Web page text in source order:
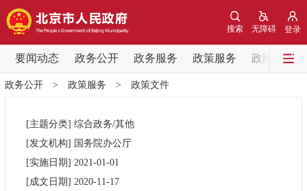
登录
无障碍
搜索
要闻动态 政务公开 政务服务 政策服务 政民互动
要闻动态
党中央精神 国务院信息
北京要闻
政务公开> 政策服务 > 政策文件
[主题分类] 综合政务/其他
[发文机构] 国务院办公厅
[实施日期] 2021-01-01
[成文日期] 2020-11-17